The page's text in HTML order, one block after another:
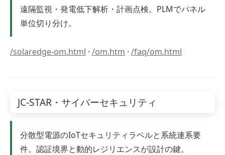
遠隔監視・発電低下解析・計画点検。PLMでパネル
単位切り分け。
/solaredge-om.html · /om.htm · /faq/om.html
JC-STAR・サイバーセキュリティ
分散型電源のIoTセキュリティラベルと系統連系要
件。認証境界と動的レジリエンスが設計の鍵。